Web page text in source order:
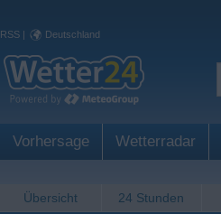
RSS | Deutschland
Vorhersage Wetterradar
Übersicht 24 Stunden